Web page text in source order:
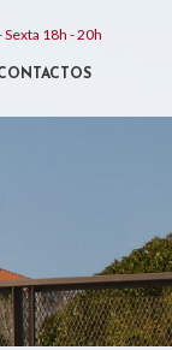
Sexta 18h - 20h